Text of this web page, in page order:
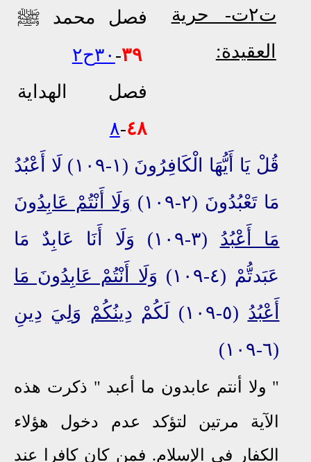
ت٢ت- حرية
العقيدة:
فصل محمدﷺ
٣٩- ٣٠ح٢
فصل الهداية
٤٨-٨
قُلْ يَا أَيُّهَا الْكَافِرُونَ (١-١٠٩) لَا أَعْبُدُ
مَا تَعْبُدُونَ (٢-١٠٩)
وَلَا أَنْتُمْ عَابِدُونَ
مَا أَعْبُدُ
(٣-١٠٩) وَلَا أَنَا عَابِدٌ مَا
عَبَدتُّمْ (٤-١٠٩)
وَلَا أَنْتُمْ عَابِدُونَ مَا
أَعْبُدُ (٥-١٠٩) لَكُمْ دِينُكُمْ وَلِيَ دِينِ
(٦-١٠٩)
" ولا أنتم عابدون ما أعبد " ذكرت هذه
الآية مرتين لتؤكد عدم دخول هؤلاء
الكفار في الإسلام. فمن كان كافرا عند